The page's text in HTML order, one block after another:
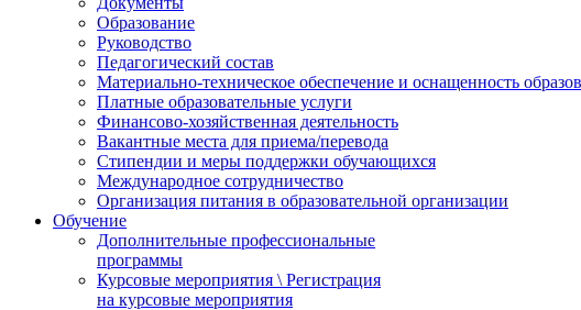
Образование
Руководство
Педагогический состав
Материально-техническое обеспечение и оснащенность
Платные образовательные услуги
Финансово-хозяйственная деятельность
Вакантные места для приема/перевода
Стипендии и меры поддержки обучающихся
Международное сотрудничество
Организация питания в образовательной организации
Обучение
Дополнительные профессиональные
программы
Курсовые мероприятия \ Регистрация
на курсовые мероприятия